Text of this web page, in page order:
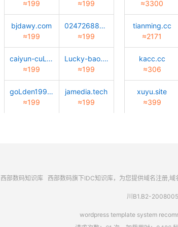
≈199
≈199
bjdawy.com
≈199
02472688888.com
≈199
caiyun-cuLture.com
≈199
Lucky-bao.top
≈199
goLden1999.com
≈199
jamedia.tech
≈199
≈3300
tianming.cc
≈2171
kacc.cc
≈306
xuyu.site
≈399
西部数码知识库 西部数码旗下IDC知识库，为您提供域名注册,域
川B1.B2-
wordpress template system